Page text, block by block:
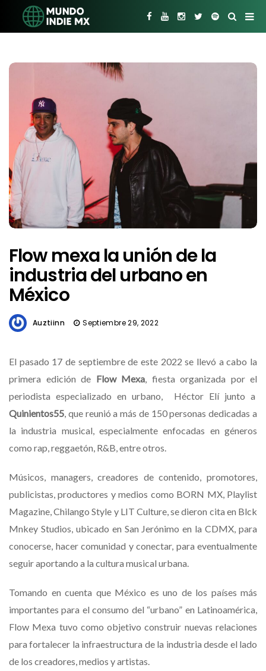
Flow mexa la unión de la
industria del urbano en
México
Auztiinn Septiembre 29, 2022
El pasado 17 de septiembre de este 2022 se llevó a cabo la
primera edición de Flow Mexa, fiesta organizada por el
periodista especializado en urbano, Héctor Elí junto a
Quinientos55, que reunió a más de 150 personas dedicadas a
la industria musical, especialmente enfocadas en géneros
como rap, reggaetón, R&B, entre otros.
Músicos, managers, creadores de contenido, promotores,
publicistas, productores y medios como BORN MX, Playlist
Magazine, Chilango Style y LIT Culture, se dieron cita en Blck
Mnkey Studios, ubicado en San Jerónimo en la CDMX, para
conocerse, hacer comunidad y conectar, para eventualmente
seguir aportando a la cultura musical urbana.
Tomando en cuenta que México es uno de los países más
importantes para el consumo del “urbano” en Latinoamérica,
Flow Mexa tuvo como objetivo construir nuevas relaciones
para fortalecer la infraestructura de la industria desde el lado
de los creadores, medios y artistas.